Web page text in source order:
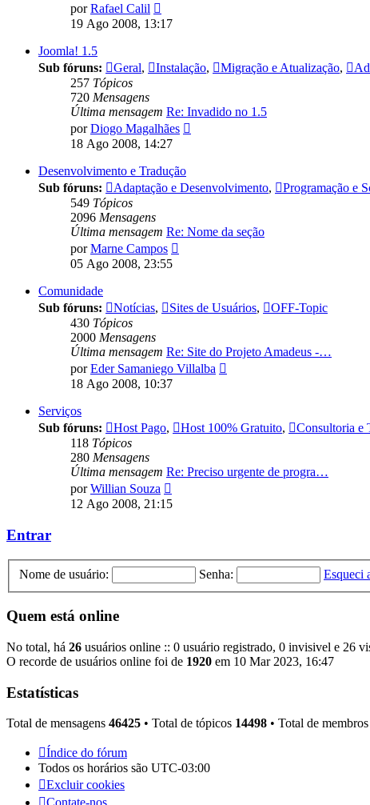
porRafael Calil
última
19 Ago 2008, 13:17
Joomla! 1.5
Sub fóruns:
Geral, Instalação, Migração e Atualização,
257 Tópicos
720 Mensagens
Última mensagem Re: Invadido no 1.5
porDiogo Magalhães
18 Ago 2008, 14:27
Desenvolvimento e Tradução
Sub fóruns:
Adaptação e Desenvolvimento, Programação e
549 Tópicos
2096 Mensagens
Última mensagem Re: Nome da seção
porMarne Campos
05 Ago 2008, 23:55
Comunidade
Sub fóruns:
Notícias, Sites de Usuários,
OFF-Topic
430 Tópicos
2000 Mensagens
Última mensagem Re: Site do Projeto Amadeus -…
porEder Samaniego Villalba
18 Ago 2008, 10:37
Serviços
Sub fóruns:
Host Pago, Host 100% Gratuito,
Consultoria e
118 Tópicos
280 Mensagens
Última mensagem Re: Preciso urgente de progra…
porWillian Souza
última
12 Ago 2008, 21:15
Entrar
Nome de usuário: Senha: Esqueci
Quem está online
No total, há 26 usuários online :: 0 usuário registrado, 0 invisivel e 26
O recorde de usuários online foi de 1920 em 10 Mar 2023, 16:47
Estatísticas
Total de mensagens 46425 • Total de tópicos 14498 • Total de membros
Índice do fórum
Todos os horários são UTC-03:00
Excluir cookies